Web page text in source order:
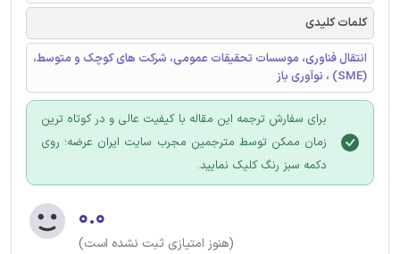
کلمات کلیدی
انتقال فناوری، موسسات تحقیقات عمومی، شرکت های کوچک و متوسط،
(SME) ، نوآوری باز
برای سفارش ترجمه این مقاله با کیفیت عالی و در کوتاه ترین
زمان ممکن توسط مترجمین مجرب سایت ایران عرضه؛ روی
دکمه سبز رنگ کلیک نمایید.
۰.۰
(هنوز امتیازی ثبت نشده است)